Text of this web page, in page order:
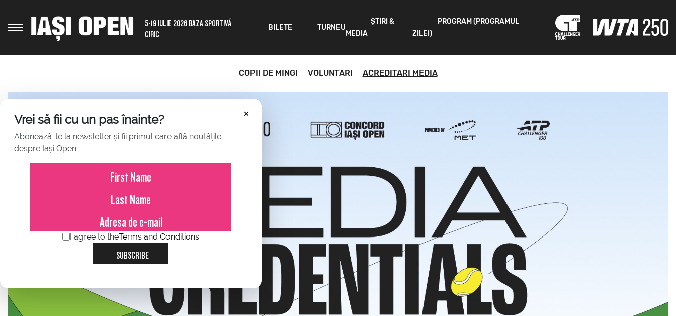
5-19 IULIE 2026 BAZA SPORTIVĂ
CIRIC
BILETE TURNEU
ȘTIRI &
MEDIA
PROGRAM (PROGRAMUL
ZILEI)
×
Vrei să fii cu un pas înainte?
Abonează-te la newsletter și fii primul care află noutățile
despre Iași Open
I agree to theTerms and Conditions
SUBSCRIBE
COPII DE MINGI VOLUNTARI ACREDITARI MEDIA